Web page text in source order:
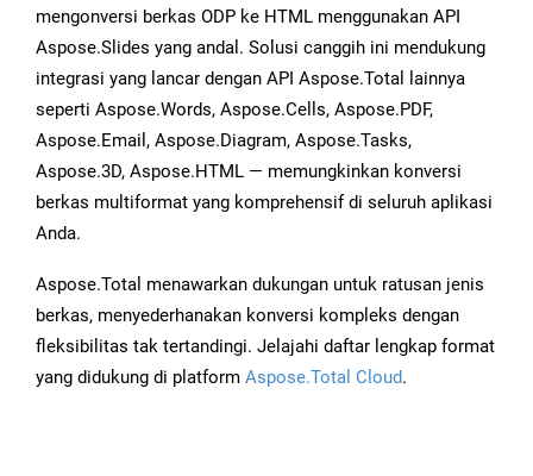
mengonversi berkas ODP ke HTML menggunakan API
Aspose.Slides yang andal. Solusi canggih ini mendukung
integrasi yang lancar dengan API Aspose.Total lainnya
seperti Aspose.Words, Aspose.Cells, Aspose.PDF,
Aspose.Email, Aspose.Diagram, Aspose.Tasks,
Aspose.3D, Aspose.HTML — memungkinkan konversi
berkas multiformat yang komprehensif di seluruh aplikasi
Anda.
Aspose.Total menawarkan dukungan untuk ratusan jenis
berkas, menyederhanakan konversi kompleks dengan
fleksibilitas tak tertandingi. Jelajahi daftar lengkap format
yang didukung di platform Aspose.Total Cloud.